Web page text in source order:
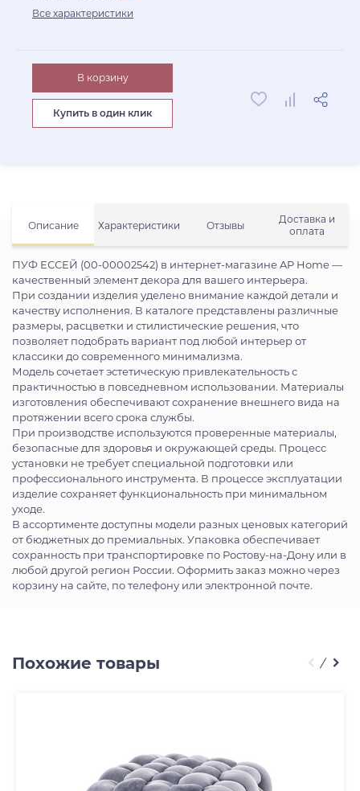
Описание Характеристики Отзывы
Доставка и
оплата
ПУФ ЕССЕЙ (00-00002542) в интернет-магазине AP Home —
качественный элемент декора для вашего интерьера.
При создании изделия уделено внимание каждой детали и
качеству исполнения. В каталоге представлены различные
размеры, расцветки и стилистические решения, что
позволяет подобрать вариант под любой интерьер от
классики до современного минимализма.
Модель сочетает эстетическую привлекательность с
практичностью в повседневном использовании. Материалы
изготовления обеспечивают сохранение внешнего вида на
протяжении всего срока службы.
При производстве используются проверенные материалы,
безопасные для здоровья и окружающей среды. Процесс
установки не требует специальной подготовки или
профессионального инструмента. В процессе эксплуатации
изделие сохраняет функциональность при минимальном
уходе.
В ассортименте доступны модели разных ценовых категорий
от бюджетных до премиальных. Упаковка обеспечивает
сохранность при транспортировке по Ростову-на-Дону или в
любой другой регион России. Оформить заказ можно через
корзину на сайте, по телефону или электронной почте.
Все характеристики
В корзину
Купить в один клик
Похожие товары